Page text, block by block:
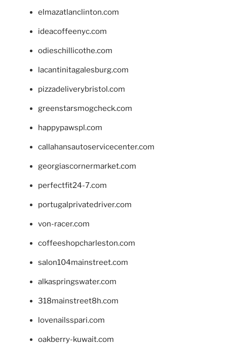
elmazatlanclinton.com
ideacoffeenyc.com
odieschillicothe.com
lacantinitagalesburg.com
pizzadeliverybristol.com
greenstarsmogcheck.com
happypawspl.com
callahansautoservicecenter.com
georgiascornermarket.com
perfectfit24-7.com
portugalprivatedriver.com
von-racer.com
coffeeshopcharleston.com
salon104mainstreet.com
alkaspringswater.com
318mainstreet8h.com
lovenailsspari.com
oakberry-kuwait.com